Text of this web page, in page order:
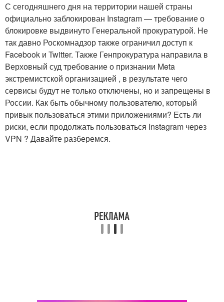
С сегодняшнего дня на территории нашей страны
официально заблокирован Instagram — требование о
блокировке выдвинуто Генеральной прокуратурой. Не
так давно Роскомнадзор также ограничил доступ к
Facebook и Twitter. Также Генпрокуратура направила в
Верховный суд требование о признании Meta
экстремистской организацией , в результате чего
сервисы будут не только отключены, но и запрещены в
России. Как быть обычному пользователю, который
привык пользоваться этими приложениями? Есть ли
риски, если продолжать пользоваться Instagram через
VPN ? Давайте разберемся.